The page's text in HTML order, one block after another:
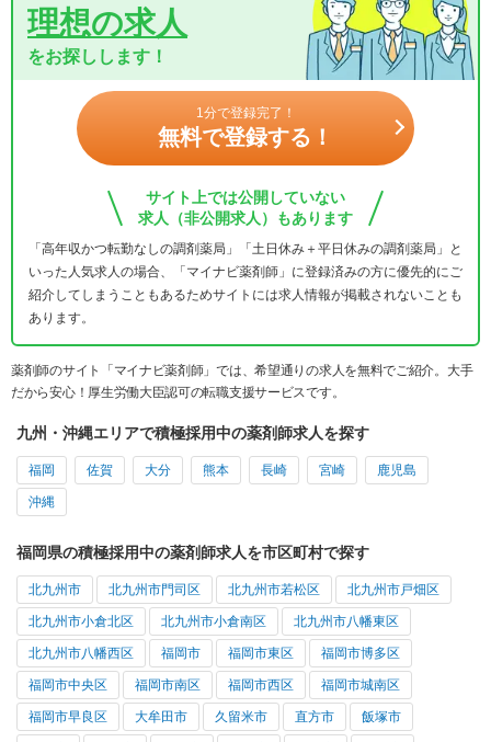
理想の求人
をお探しします！
1分で登録完了！
無料で登録する！
サイト上では公開していない
求人（非公開求人）もあります
「高年収かつ転勤なしの調剤薬局」「土日休み＋平日休みの調剤薬局」と
いった人気求人の場合、「マイナビ薬剤師」に登録済みの方に優先的にご
紹介してしまうこともあるためサイトには求人情報が掲載されないことも
あります。
薬剤師のサイト「マイナビ薬剤師」では、希望通りの求人を無料でご紹介。大手
だから安心！厚生労働大臣認可の転職支援サービスです。
九州・沖縄エリアで積極採用中の薬剤師求人を探す
福岡 佐賀 大分 熊本 長崎 宮崎 鹿児島
沖縄
福岡県の積極採用中の薬剤師求人を市区町村で探す
北九州市 北九州市門司区 北九州市若松区 北九州市戸畑区
北九州市小倉北区 北九州市小倉南区 北九州市八幡東区
北九州市八幡西区 福岡市 福岡市東区 福岡市博多区
福岡市中央区 福岡市南区 福岡市西区 福岡市城南区
福岡市早良区 大牟田市 久留米市 直方市 飯塚市